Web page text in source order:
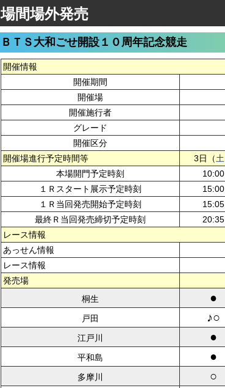
場間場外発売
ＢＴＳ大和ごせ開設１０周年記念競走
開催情報
開催期間
開催場
開催施行者
グレード
開催区分
開催場進行予定時間等
3日（土
本場開門予定時刻
10:00
１Ｒスタート展示予定時刻
15:00
１Ｒ当回発売開始予定時刻
15:05
最終Ｒ当回発売締切予定時刻
20:35
レース情報
あっせん情報
レース情報
発売場
桐生
●
戸田 ♪○
江戸川 ●
平和島 ●
多摩川 ○